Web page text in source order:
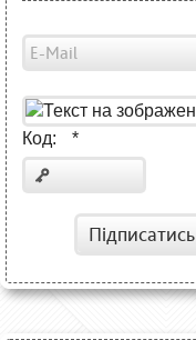
Код: *
Підписатись